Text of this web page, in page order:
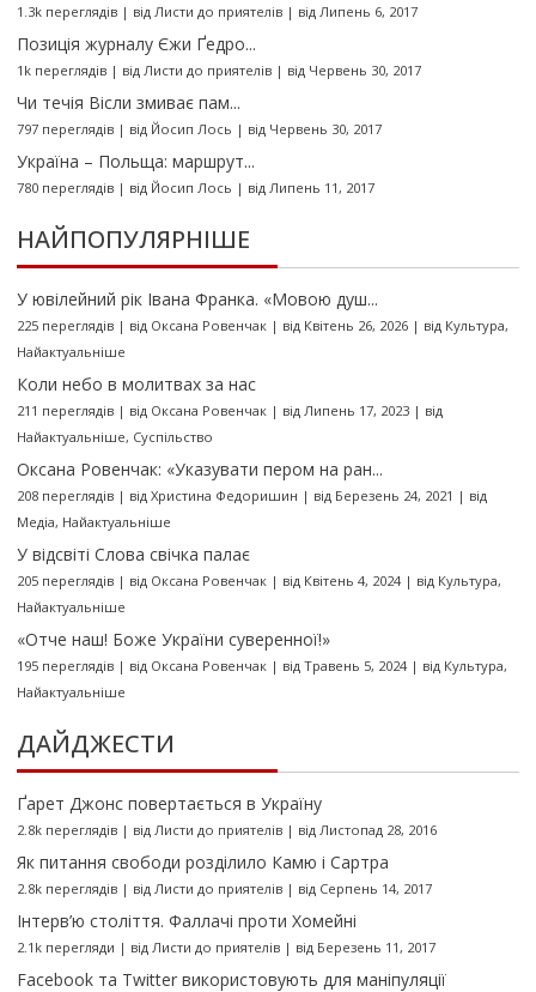
1.3k переглядів| від Листи до приятелів| від Липень 6, 2017
Позиція журналу Єжи Ґедро...
1k переглядів| від Листи до приятелів| від Червень 30, 2017
Чи течія Вісли змиває пам...
797 переглядів| від Йосип Лось | від Червень 30, 2017
Україна – Польща: маршрут...
780 переглядів| від Йосип Лось | від Липень 11, 2017
НАЙПОПУЛЯРНІШЕ
У ювілейний рік Івана Франка. «Мовою душ...
225 переглядів| від Оксана Ровенчак| від Квітень 26, 2026| від Культура,
Найактуальніше
Коли небо в молитвах за нас
211 переглядів| від Оксана Ровенчак| від Липень 17, 2023| від
Найактуальніше, Суспільство
Оксана Ровенчак: «Указувати пером на ран...
208 переглядів| від Христина Федоришин | від Березень 24, 2021 | від
Медіа, Найактуальніше
У відсвіті Слова свічка палає
205 переглядів| від Оксана Ровенчак| від Квітень 4, 2024| від Культура,
Найактуальніше
«Отче наш! Боже України суверенної!»
195 переглядів| від Оксана Ровенчак| від Травень 5, 2024| від Культура,
Найактуальніше
ДАЙДЖЕСТИ
Ґарет Джонс повертається в Україну
2.8k переглядів| від Листи до приятелів| від Листопад 28, 2016
Як питання свободи розділило Камю і Сартра
2.8k переглядів| від Листи до приятелів| від Серпень 14, 2017
Інтерв’ю століття. Фаллачі проти Хомейні
2.1k перегляди | від Листи до приятелів| від Березень 11, 2017
Facebook та Twitter використовують для маніпуляції